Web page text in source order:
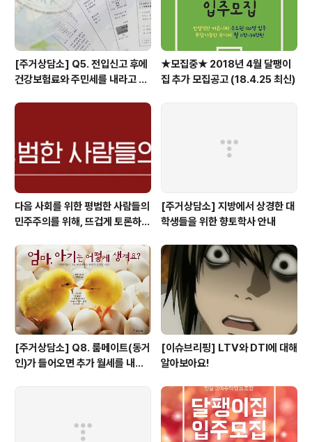
[주거상담소] Q5. 전입신고 후에
건강보험료와 주민세를 내라고 고
★모집중★ 2018년 4월 달팽이
집 추가 모집공고 (18.4.25 최신)
다음 사회를 위한 평범한 사람들의
민주주의를 위해, 뜨겁게 토론하고
[주거상담소] 지방에서 상경한 대
학생들을 위한 향토학사 안내
[주거상담소] Q8. 룸메이트(동거
인)가 들어오면 추가 월세를 내야
[이슈브리핑] LTV와 DTI에 대해
알아보아요!